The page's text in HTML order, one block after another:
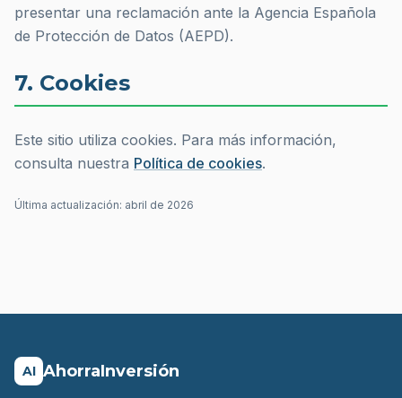
presentar una reclamación ante la Agencia Española
de Protección de Datos (AEPD).
7. Cookies
Este sitio utiliza cookies. Para más información,
consulta nuestra Política de cookies.
Última actualización: abril de 2026
AI AhorraInversión